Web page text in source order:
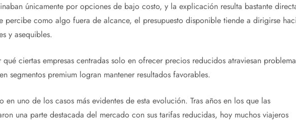
únicamente por opciones de bajo costo, y la explicación resulta bastante
percibe como algo fuera de alcance, el presupuesto disponible tiende a dirigirse
y asequibles.
ciertas empresas centradas solo en ofrecer precios reducidos atraviesan
segmentos premium logran mantener resultados favorables.
en uno de los casos más evidentes de esta evolución. Tras años en los que las
una parte destacada del mercado con sus tarifas reducidas, hoy muchos viajeros